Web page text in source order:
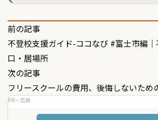
投
稿
ナ
ビ
ゲ
前の記事
不登校支援ガイド-ココなび #富士市編
口・居場所
次の記事
フリースクールの費用、後悔しないため
PR・広告